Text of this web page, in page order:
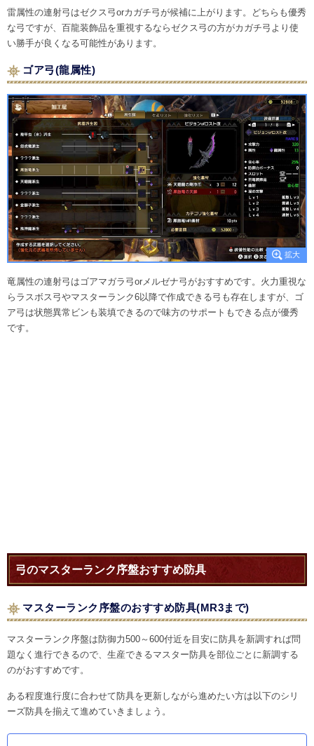
雷属性の連射弓はゼクス弓orカガチ弓が候補に上がります。どちらも優秀
な弓ですが、百龍装飾品を重視するならゼクス弓の方がカガチ弓より使
い勝手が良くなる可能性があります。
ゴア弓(龍属性)
竜属性の連射弓はゴアマガラ弓orメルゼナ弓がおすすめです。火力重視な
らラスボス弓やマスターランク6以降で作成できる弓も存在しますが、ゴ
ア弓は状態異常ビンも装填できるので味方のサポートもできる点が優秀
です。
弓のマスターランク序盤おすすめ防具
マスターランク序盤のおすすめ防具(MR3まで)
マスターランク序盤は防御力500～600付近を目安に防具を新調すれば問
題なく進行できるので、生産できるマスター防具を部位ごとに新調する
のがおすすめです。
ある程度進行度に合わせて防具を更新しながら進めたい方は以下のシリ
ーズ防具を揃えて進めていきましょう。